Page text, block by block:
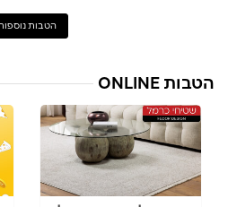
הטבות
הטבות ONLINE